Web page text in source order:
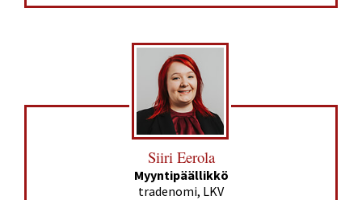
Siiri Eerola
Myyntipäällikkö
tradenomi, LKV